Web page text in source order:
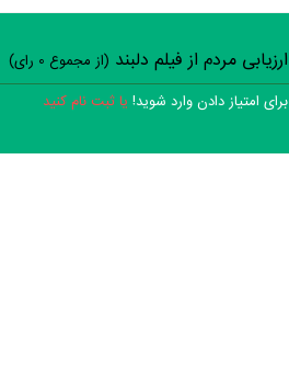
ارزیابی مردم از فیلم دلبند (از مجموع 0 رای)
برای امتیاز دادن وارد شوید! یا ثبت نام کنید